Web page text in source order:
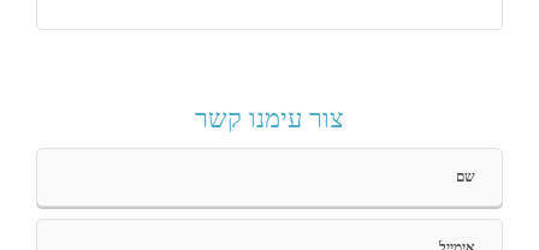
צור עימנו קשר